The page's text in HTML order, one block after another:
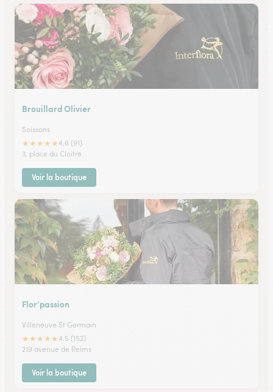
Brouillard Olivier
Soissons
★★★★★4.6 (91)
3, place du Cloitre
Voir la boutique
Flor’passion
Villeneuve St Germain
★★★★★4.5 (152)
219 avenue de Reims
Voir la boutique